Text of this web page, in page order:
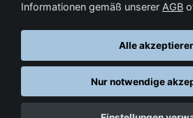
© Springer-Verlag GmbH. Part of Springer
Informationen gemäß unserer AGB
Alle
Nur notwendige